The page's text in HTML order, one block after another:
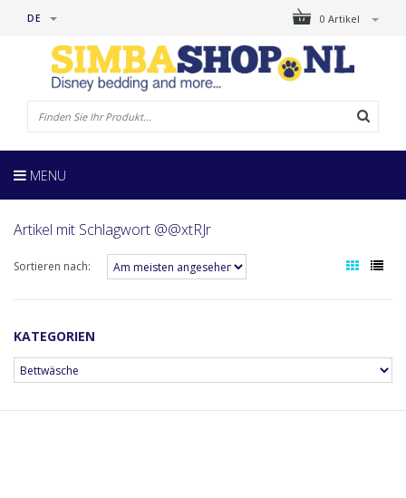
0 Artikel
DE
MENU
Artikel mit Schlagwort @@xtRJr
Sortieren nach:
KATEGORIEN